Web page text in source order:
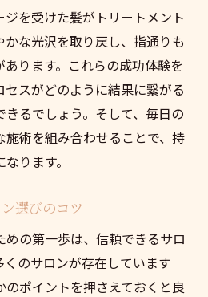
を受けた髪がトリートメント
な光沢を取り戻し、指通りも
ります。これらの成功体験を
スがどのように結果に繋がる
るでしょう。そして、毎日の
術を組み合わせることで、持
ります。
選びのコツ
の第一歩は、信頼できるサロ
のサロンが存在しています
ポイントを押さえておくと良